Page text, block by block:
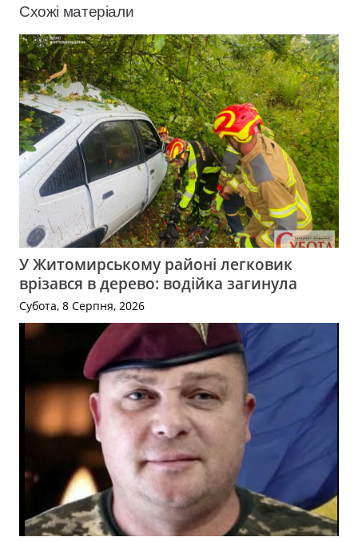
Схожі матеріали
У Житомирському районі легковик
врізався в дерево: водійка загинула
Субота, 8 Серпня, 2026